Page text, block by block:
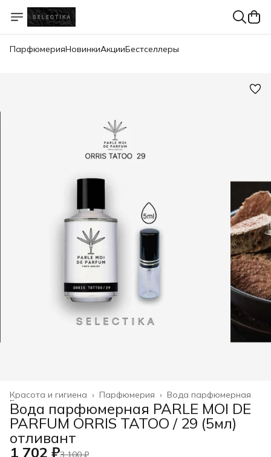
ПарфюмерияНовинкиАкцииБестселлеры
Вода парфюмерная
Парфюмерия ›
Красота и гигиена ›
Главная
Вода парфюмерная PARLE MOI DE
PARFUM ORRIS TATOO / 29 (5мл)
отливант
1 702 ₽3 100 ₽